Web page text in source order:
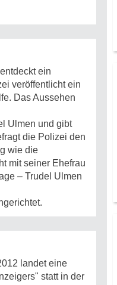
ein
veröffentlicht ein
Das Aussehen
Ulmen und gibt
die Polizei den
wie die
mit seiner Ehefrau
– Trudel Ulmen
landet eine
statt in der